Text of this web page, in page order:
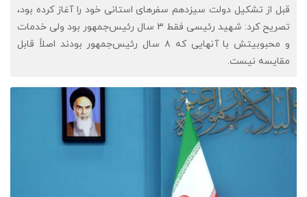
قبل از تشکیل دولت سیزدهم سفرهای استانی خود را آغاز کرده بود،
تصریح کرد: شهید رئیسی فقط ۳ سال رئیس‌جمهور بود ولی خدمات
و محبوبیتش با آنهایی که ۸ سال رئیس‌جمهور بودند اصلاً قابل
مقایسه نیست.